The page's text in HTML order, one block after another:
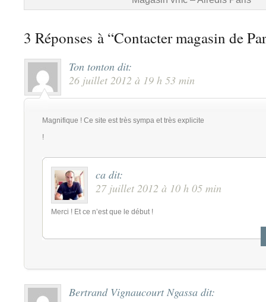
3 Réponses à “Contacter magasin de
Ton tonton dit:
26 juillet 2012 à 19 h 53 min
Magnifique ! Ce site est très sympa et très explicite
!
ca dit:
27 juillet 2012 à 10 h 05 min
Merci ! Et ce n’est que le début !
Bertrand Vignaucourt Ngassa dit: